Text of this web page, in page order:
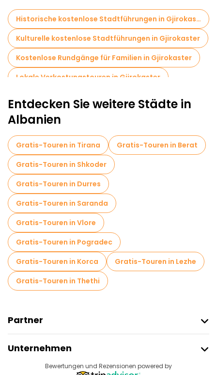
Historische kostenlose Stadtführungen in Gjirokaster
Kulturelle kostenlose Stadtführungen in Gjirokaster
Kostenlose Rundgänge für Familien in Gjirokaster
Lokale Verkostungstouren in Gjirokaster
Kostenlose Tagesausflüge in Gjirokaster
Entdecken Sie weitere Städte in
Albanien
Gratis-Touren in Tirana
Gratis-Touren in Berat
Gratis-Touren in Shkoder
Gratis-Touren in Durres
Gratis-Touren in Saranda
Gratis-Touren in Vlore
Gratis-Touren in Pogradec
Gratis-Touren in Korca
Gratis-Touren in Lezhe
Gratis-Touren in Thethi
Partner
Anbieter-Anmeldung
Affiliate-Programm
Unternehmen
ReisezieleBewertungen und Rezensionen powered by